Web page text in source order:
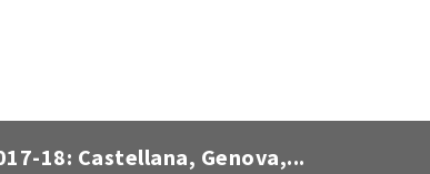
18: Castellana, Genova,...